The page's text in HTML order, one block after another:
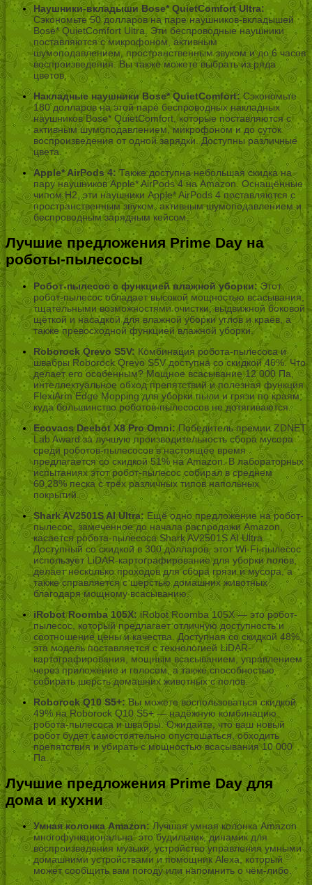
Наушники-вкладыши Bose* QuietComfort Ultra:
Сэкономьте 50 долларов на паре наушников-вкладышей
Bose* QuietComfort Ultra. Эти беспроводные наушники
поставляются с микрофоном, активным
шумоподавлением, пространственным звуком и до 6 часов
воспроизведения. Вы также можете выбрать из ряда
цветов.
Накладные наушники Bose* QuietComfort:Сэкономьте
180 долларов на этой паре беспроводных накладных
наушников Bose* QuietComfort, которые поставляются с
активным шумоподавлением, микрофоном и до суток
воспроизведения от одной зарядки. Доступны различные
цвета.
Apple* AirPods 4: Также доступна небольшая скидка на
пару наушников Apple* AirPods 4 на Amazon. Оснащённые
чипом H2, эти наушники Apple* AirPods 4 поставляются с
пространственным звуком, активным шумоподавлением и
беспроводным зарядным кейсом.
Лучшие предложения Prime Day на
роботы-пылесосы
Робот-пылесос с функцией влажной уборки:Этот
робот-пылесос обладает высокой мощностью всасывания,
тщательными возможностями очистки, выдвижной боковой
щёткой и насадкой для влажной уборки углов и краёв, а
также превосходной функцией влажной уборки.
Roborock Qrevo S5V: Комбинация робота-пылесоса и
швабры Roborock Qrevo S5V доступна со скидкой 46%. Что
делает его особенным? Мощное всасывание 12 000 Па,
интеллектуальное обход препятствий и полезная функция
FlexiArm Edge Mopping для уборки пыли и грязи по краям,
куда большинство роботов-пылесосов не дотягиваются.
Ecovacs Deebot X8 Pro Omni:Победитель премии ZDNET
Lab Award за лучшую производительность сбора мусора
среди роботов-пылесосов в настоящее время
предлагается со скидкой 51% на Amazon. В лабораторных
испытаниях этот робот-пылесос собирал в среднем
60,28% песка с трёх различных типов напольных
покрытий.
Shark AV2501S AI Ultra: Ещё одно предложение на робот-
пылесос, замеченное до начала распродажи Amazon,
касается робота-пылесоса Shark AV2501S AI Ultra.
Доступный со скидкой в 300 долларов, этот Wi-Fi-пылесос
использует LiDAR-картографирование для уборки полов,
делает несколько проходов для сбора грязи и мусора, а
также справляется с шерстью домашних животных
благодаря мощному всасыванию.
iRobot Roomba 105X: iRobot Roomba 105X — это робот-
пылесос, который предлагает отличную доступность и
соотношение цены и качества. Доступная со скидкой 48%,
эта модель поставляется с технологией LiDAR-
картографирования, мощным всасыванием, управлением
через приложение и голосом, а также способностью
собирать шерсть домашних животных с полов.
Roborock Q10 S5+:Вы можете воспользоваться скидкой
49% на Roborock Q10 S5+ — надёжную комбинацию
робота-пылесоса и швабры. Ожидайте, что ваш новый
робот будет самостоятельно опустошаться, обходить
препятствия и убирать с мощностью всасывания 10 000
Па.
Лучшие предложения Prime Day для
дома и кухни
Умная колонка Amazon: Лучшая умная колонка Amazon
многофункциональна: это будильник, динамик для
воспроизведения музыки, устройство управления умными
домашними устройствами и помощник Alexa, который
может сообщить вам погоду или напомнить о чём-либо.